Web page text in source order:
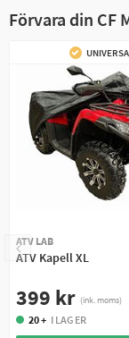
Förvara din CF
ATV LAB
ATV Kapell XL
399 kr (ink. moms)
20 + I LAGER